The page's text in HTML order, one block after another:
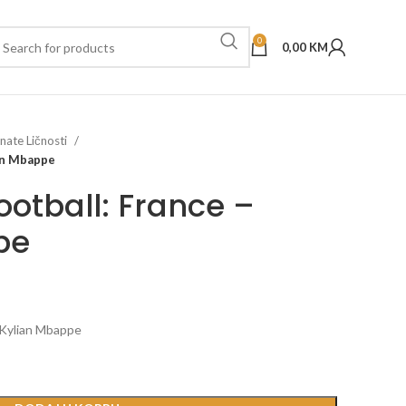
0 0,00 KM
Ličnosti
Mbappe
France –
Mbappe